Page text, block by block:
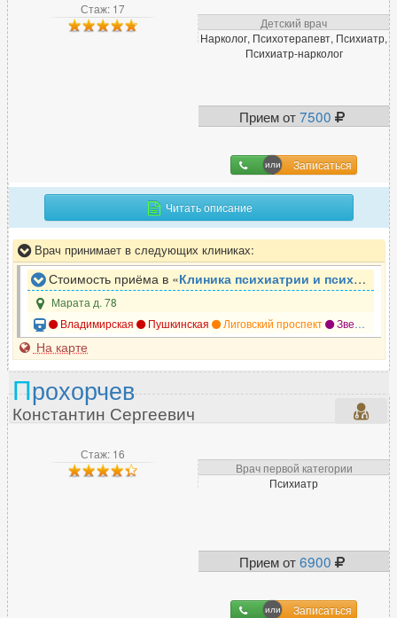
Стаж: 17
Детский врач
Нарколог, Психотерапевт, Психиатр,
Психиатр-нарколог
Прием от7500
Записаться
Читать описание
Врач принимает в следующих клиниках:
Стоимость приёма в «Клиника психиатрии и психотерапии Доктор САН
Марата д. 78
Владимирская
Пушкинская Лиговский проспект Звенигородская
На карте
Стаж: 16
Врач первой категории
Психиатр
Прием от6900
Записаться
Прохорчев
Константин Сергеевич